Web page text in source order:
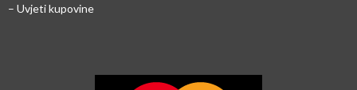
– Uvjeti kupovine